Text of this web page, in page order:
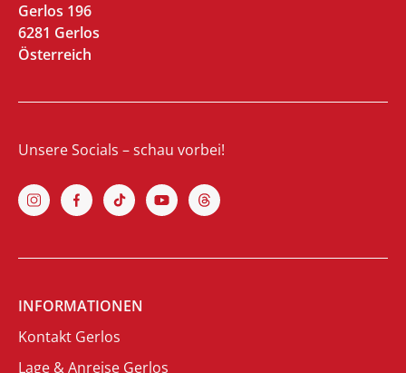
Gerlos 196
6281 Gerlos
Österreich
Unsere Socials – schau vorbei!
INFORMATIONEN
Kontakt Gerlos
Lage & Anreise Gerlos